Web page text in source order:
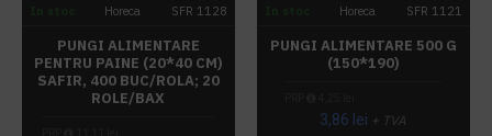
Horeca SFR 1128
PUNGI ALIMENTARE
PENTRU PAINE (20*40 CM)
SAFIR, 400 BUC/ROLA; 20
ROLE/BAX
Horeca SFR 1121
PUNGI ALIMENTARE 500 G
(150*190)
3,86 lei + TVA